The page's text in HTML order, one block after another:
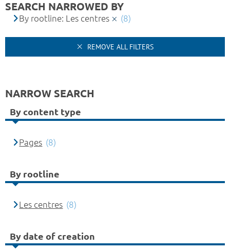
SEARCH NARROWED BY
By rootline: Les centres (8)
REMOVE ALL FILTERS
NARROW SEARCH
By content type
Pages (8)
By rootline
Les centres (8)
By date of creation